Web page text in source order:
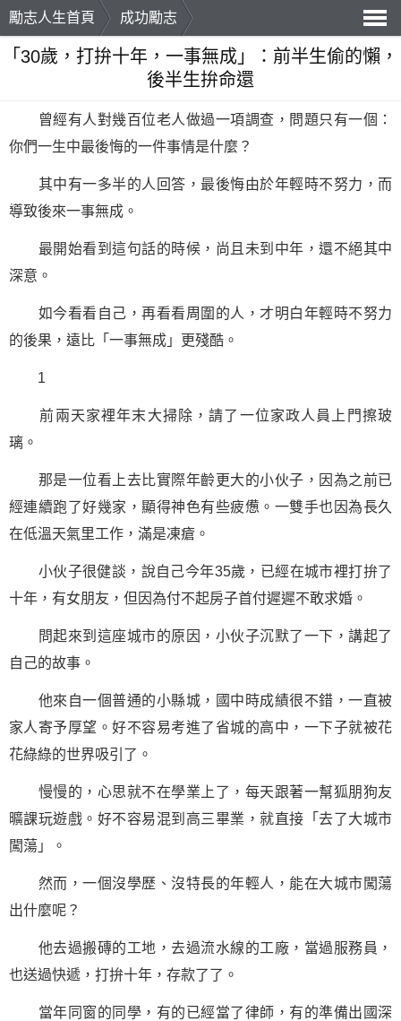
勵志人生首頁
成功勵志
導
「30歲，打拚十年，一事無成」：前半生偷的懶，
後半生拚命還
曾經有人對幾百位老人做過一項調查，問題只有一個：
你們一生中最後悔的一件事情是什麼？
其中有一多半的人回答，最後悔由於年輕時不努力，而
導致後來一事無成。
最開始看到這句話的時候，尚且未到中年，還不絕其中
深意。
如今看看自己，再看看周圍的人，才明白年輕時不努力
的後果，遠比「一事無成」更殘酷。
1
前兩天家裡年末大掃除，請了一位家政人員上門擦玻
璃。
那是一位看上去比實際年齡更大的小伙子，因為之前已
經連續跑了好幾家，顯得神色有些疲憊。一雙手也因為長久
在低溫天氣里工作，滿是凍瘡。
小伙子很健談，說自己今年35歲，已經在城市裡打拚了
十年，有女朋友，但因為付不起房子首付遲遲不敢求婚。
問起來到這座城市的原因，小伙子沉默了一下，講起了
自己的故事。
他來自一個普通的小縣城，國中時成績很不錯，一直被
家人寄予厚望。好不容易考進了省城的高中，一下子就被花
花綠綠的世界吸引了。
慢慢的，心思就不在學業上了，每天跟著一幫狐朋狗友
曠課玩遊戲。好不容易混到 高三畢業，就直接「去了大城市
闖蕩」。
然而，一個沒學歷、沒特長的年輕人，能在大城市闖蕩
出什麼呢？
他去過搬磚的工地，去過流水線的工廠，當過服務員，
也送過快遞，打拚十年，存款了了。
當年同窗的同學，有的已經當了律師，有的準備出國深